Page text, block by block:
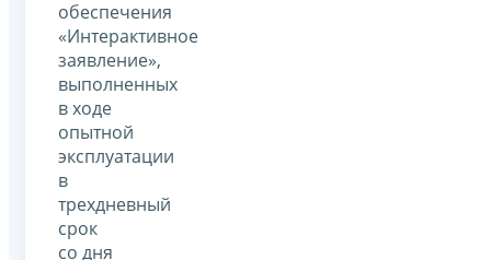
обеспечения
«Интерактивное
заявление»,
выполненных
в ходе
опытной
эксплуатации
в
трехдневный
срок
со дня